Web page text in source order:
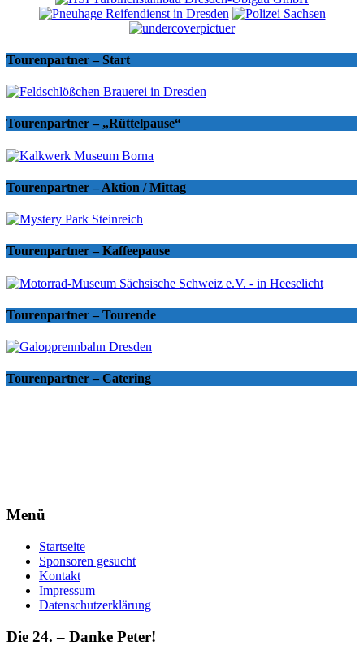
Tourenpartner – Start
Tourenpartner – „Rüttelpause“
Tourenpartner – Aktion / Mittag
Tourenpartner – Kaffeepause
Tourenpartner – Tourende
Tourenpartner – Catering
Menü
Startseite
Sponsoren gesucht
Kontakt
Impressum
Datenschutzerklärung
Die 24. – Danke Peter!